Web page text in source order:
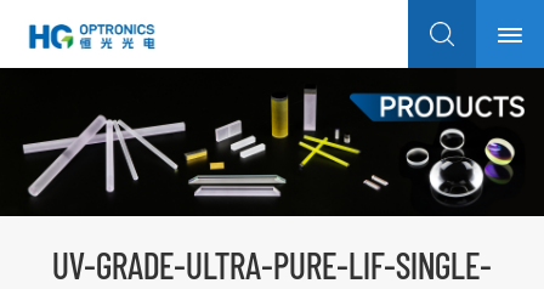
UV-GRADE-ULTRA-PURE-LIF-SINGLE-